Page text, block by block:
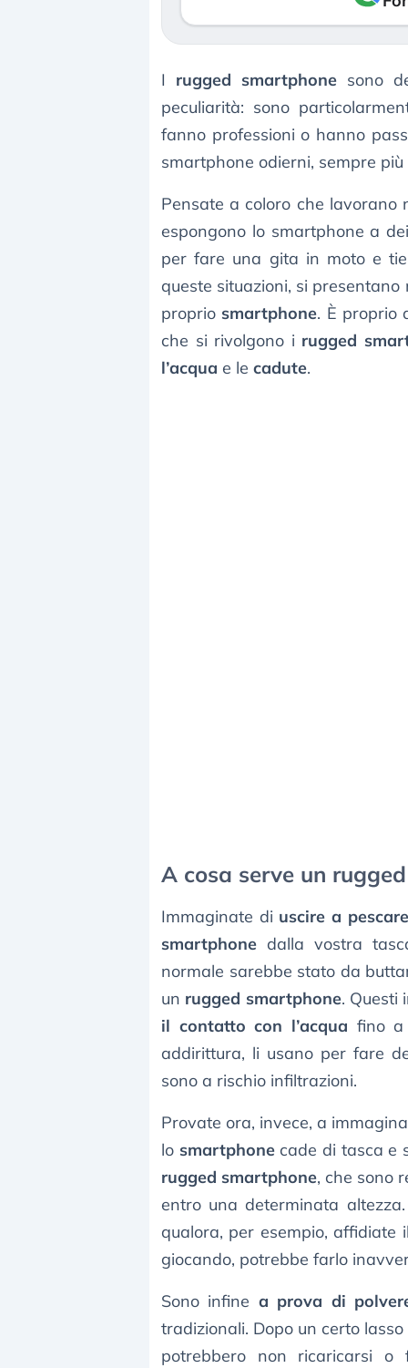
I rugged smartphonesono
peculiarità: sono
fanno professioni o hanno
smartphone odierni, sempre
Pensate a coloro che lavorano
espongono lo smartphone a
per fare una gita in moto e
queste situazioni, si
proprio smartphone. È proprio
che si rivolgono i rugged
l’acqua e le cadute.
A cosa serve un
Immaginate di uscire a pescare
smartphone dalla vostra
normale sarebbe stato da
un rugged smartphone. Questi
il contatto con l’acqua fino a
addirittura, li usano per fare
sono a rischio infiltrazioni.
Provate ora, invece, a
lo smartphonecade di tasca e
rugged smartphone, che sono
entro una determinata
qualora, per esempio, affidiate
giocando, potrebbe farlo
Sono infine a prova di
tradizionali. Dopo un certo
potrebbero non ricaricarsi o